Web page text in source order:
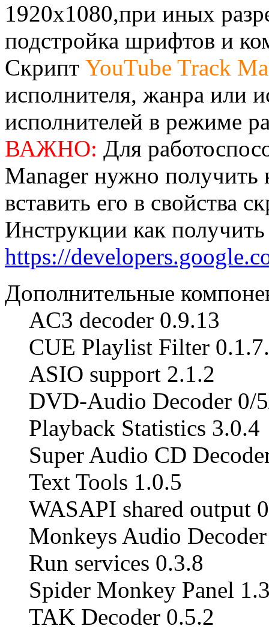
1920x1080,при иных
подстройка шрифтов и
Скрипт YouTube Track
исполнителя, жанра или
исполнителей в режиме
ВАЖНО: Для
Manager нужно
вставить его в свойства
Инструкции как
https://
Дополнительные
AC3 decoder 0.9.13
CUE Playlist Filter
ASIO support 2.1.2
DVD-Audio Decoder 0/
Playback Statistics 3.0.4
Super Audio CD
Text Tools 1.0.5
WASAPI shared output
Monkeys Audio
Run services 0.3.8
Spider Monkey Panel
TAK Decoder 0.5.2